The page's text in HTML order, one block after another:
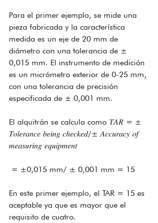
Para el primer ejemplo, se mide una
pieza fabricada y la característica
medida es un eje de 20 mm de
diámetro con una tolerancia de ±
0,015 mm. El instrumento de medición
es un micrómetro exterior de 0-25 mm,
con una tolerancia de precisión
especificada de ± 0,001 mm.
El alquitrán se calcula como 𝑇𝐴𝑅 = ±
𝑇𝑜𝑙𝑒𝑟𝑎𝑛𝑐𝑒 𝑏𝑒𝑖𝑛𝑔 𝑐ℎ𝑒𝑐𝑘𝑒𝑑/± 𝐴𝑐𝑐𝑢𝑟𝑎𝑐𝑦 𝑜𝑓
𝑚𝑒𝑎𝑠𝑢𝑟𝑖𝑛𝑔 𝑒𝑞𝑢𝑖𝑝𝑚𝑒𝑛𝑡
= ±0,015 mm/ ± 0,001 mm = 15
En este primer ejemplo, el TAR = 15 es
aceptable ya que es mayor que el
requisito de cuatro.